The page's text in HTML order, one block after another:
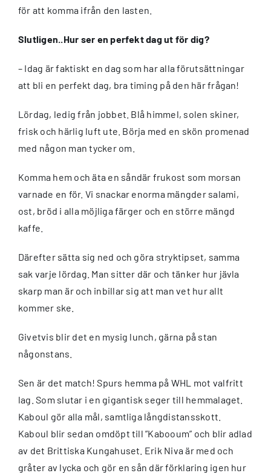
för att komma ifrån den lasten.
Slutligen..Hur ser en perfekt dag ut för dig?
– Idag är faktiskt en dag som har alla förutsättningar
att bli en perfekt dag, bra timing på den här frågan!
Lördag, ledig från jobbet. Blå himmel, solen skiner,
frisk och härlig luft ute. Börja med en skön promenad
med någon man tycker om.
Komma hem och äta en såndär frukost som morsan
varnade en för. Vi snackar enorma mängder salami,
ost, bröd i alla möjliga färger och en större mängd
kaffe.
Därefter sätta sig ned och göra stryktipset, samma
sak varje lördag. Man sitter där och tänker hur jävla
skarp man är och inbillar sig att man vet hur allt
kommer ske.
Givetvis blir det en mysig lunch, gärna på stan
någonstans.
Sen är det match! Spurs hemma på WHL mot valfritt
lag. Som slutar i en gigantisk seger till hemmalaget.
Kaboul gör alla mål, samtliga långdistansskott.
Kaboul blir sedan omdöpt till ”Kabooum” och blir adlad
av det Brittiska Kungahuset. Erik Niva är med och
gråter av lycka och gör en sån där förklaring igen hur